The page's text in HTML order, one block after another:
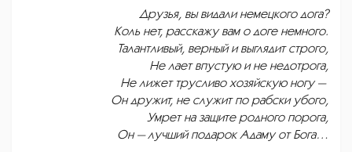
Друзья, вы видали немецкого дога?
Коль нет, расскажу вам о доге немного.
Талантливый, верный и выглядит строго,
Не лает впустую и не недотрога,
Не лижет трусливо хозяйскую ногу —
Он дружит, не служит по рабски убого,
Умрет на защите родного порога,
Он — лучший подарок Адаму от Бога…